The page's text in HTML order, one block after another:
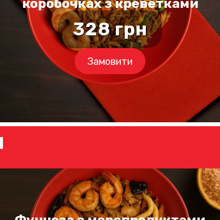
коробочках з креветками
328грн
Замовити